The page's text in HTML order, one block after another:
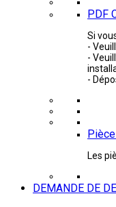
PDF
Si
-
-
-
Les
DEMANDE DE